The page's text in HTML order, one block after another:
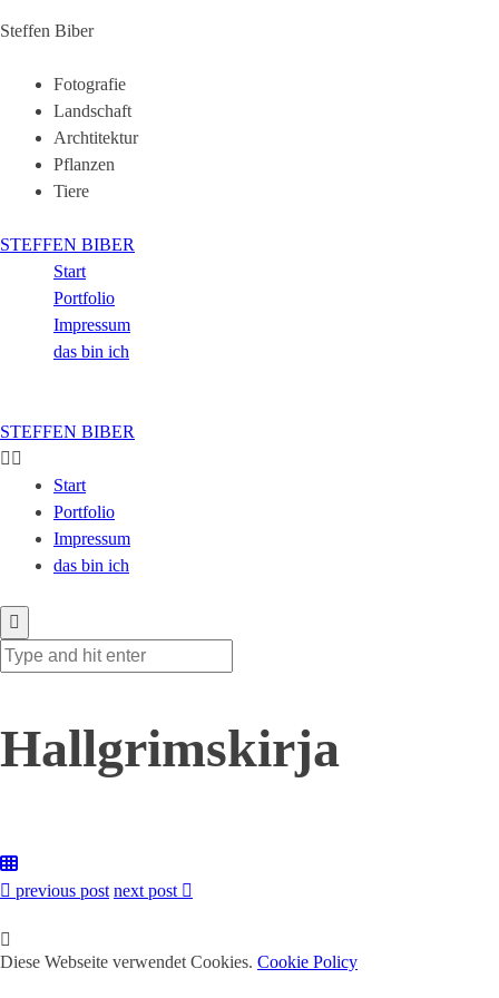
Steffen Biber
Fotografie
Landschaft
Archtitektur
Pflanzen
Tiere
STEFFEN BIBER
Start
Portfolio
Impressum
das bin ich
STEFFEN BIBER
Start
Portfolio
Impressum
das bin ich
Hallgrimskirja
previous post next post
Diese Webseite verwendet Cookies. Cookie Policy